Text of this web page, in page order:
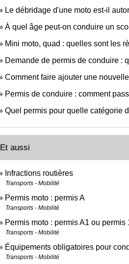
Le débridage d'une moto est-il
À quel âge peut-on conduire un
Mini moto, quad : quelles sont les
Demande de permis de conduire :
Comment faire ajouter une
Permis de conduire : comment
Quel permis pour quelle catégorie
Et aussi
Infractions routières
Transports - Mobilité
Permis moto : permis A
Transports - Mobilité
Permis moto : permis A1 ou permis
Transports - Mobilité
Équipements obligatoires pour
Transports - Mobilité